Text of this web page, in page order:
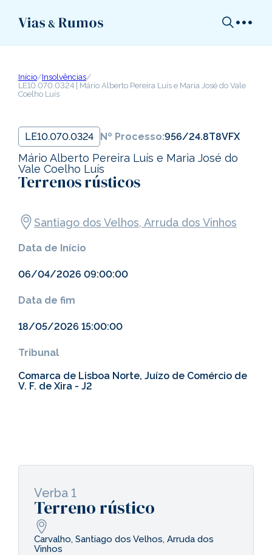
Início/Insolvências/
LE10.070.0324 | Mário Alberto Pereira Luís e Maria José do Vale
Coelho Luís
LE10.070.0324 Nº Processo:956/24.8T8VFX
Mário Alberto Pereira Luís e Maria José do
Vale Coelho Luís
Terrenos rústicos
Santiago dos Velhos, Arruda dos Vinhos
Data de Início
06/04/2026 09:00:00
Data de fim
18/05/2026 15:00:00
Tribunal
Comarca de Lisboa Norte, Juízo de Comércio de
V. F. de Xira - J2
Verba 1
Terreno rústico
Carvalho, Santiago dos Velhos, Arruda dos
Vinhos